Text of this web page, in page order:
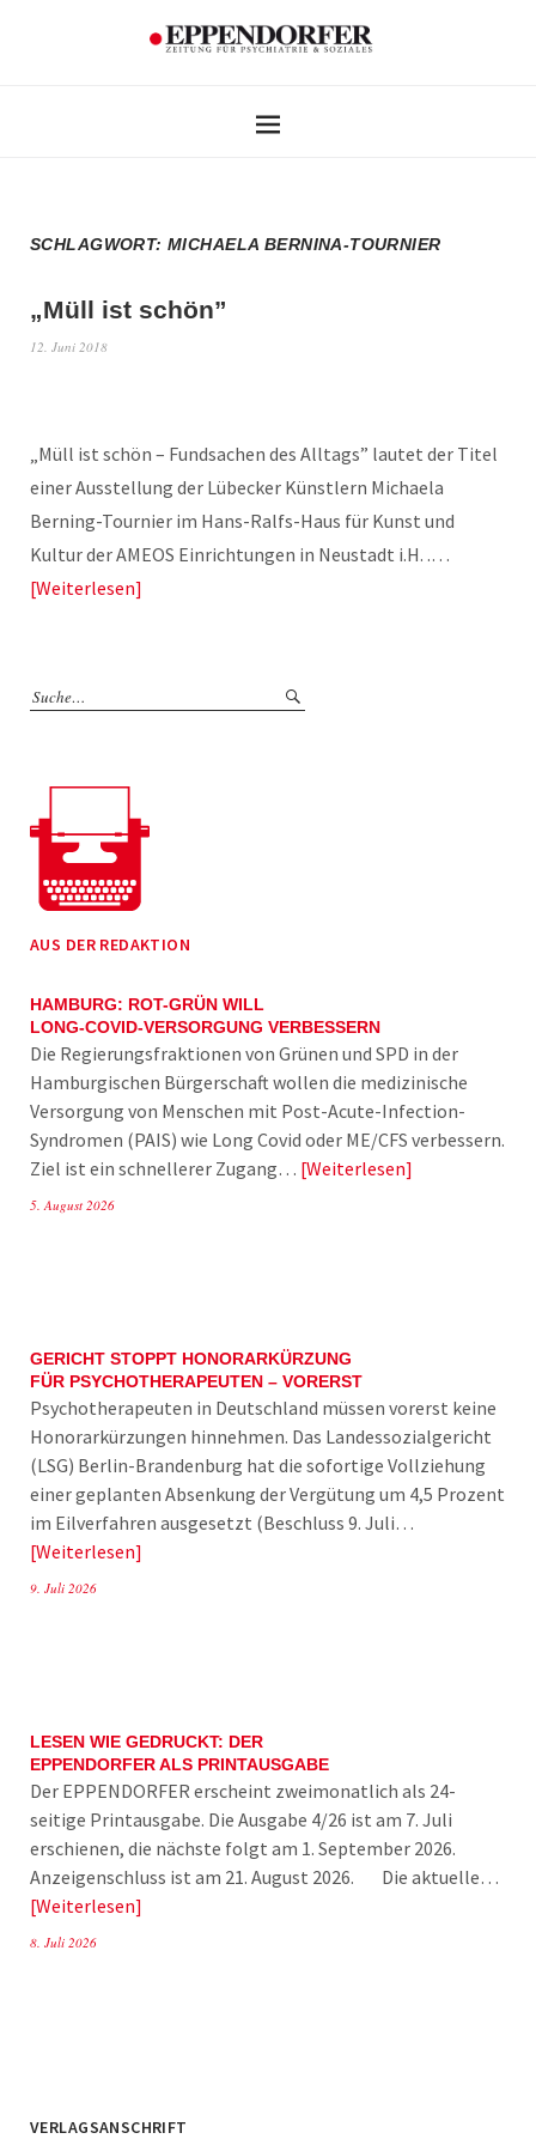
SCHLAGWORT:MICHAELA BERNINA-TOURNIER
„Müll ist schön”
12. Juni 2018
„Müll ist schön – Fundsachen des Alltags” lautet der Titel
einer Ausstellung der Lübecker Künstlern Michaela
Berning-Tournier im Hans-Ralfs-Haus für Kunst und
Kultur der AMEOS Einrichtungen in Neustadt i.H. .…
Weiterlesen
AUS DER REDAKTION
HAMBURG: ROT-GRÜN WILL
LONG-COVID-VERSORGUNG VERBESSERN
Die Regierungsfraktionen von Grünen und SPD in der
Hamburgischen Bürgerschaft wollen die medizinische
Versorgung von Menschen mit Post-Acute-Infection-
Syndromen (PAIS) wie Long Covid oder ME/CFS verbessern.
Ziel ist ein schnellerer Zugang… Weiterlesen
5. August 2026
GERICHT STOPPT HONORARKÜRZUNG
FÜR PSYCHOTHERAPEUTEN – VORERST
Psychotherapeuten in Deutschland müssen vorerst keine
Honorarkürzungen hinnehmen. Das Landessozialgericht
(LSG) Berlin-Brandenburg hat die sofortige Vollziehung
einer geplanten Absenkung der Vergütung um 4,5 Prozent
im Eilverfahren ausgesetzt (Beschluss 9. Juli…
Weiterlesen
9. Juli 2026
LESEN WIE GEDRUCKT: DER
EPPENDORFER ALS PRINTAUSGABE
Der EPPENDORFER erscheint zweimonatlich als 24-
seitige Printausgabe. Die Ausgabe 4/26 ist am 7. Juli
erschienen, die nächste folgt am 1. September 2026.
Anzeigenschluss ist am 21. August 2026. Die aktuelle…
Weiterlesen
8. Juli 2026
VERLAGSANSCHRIFT